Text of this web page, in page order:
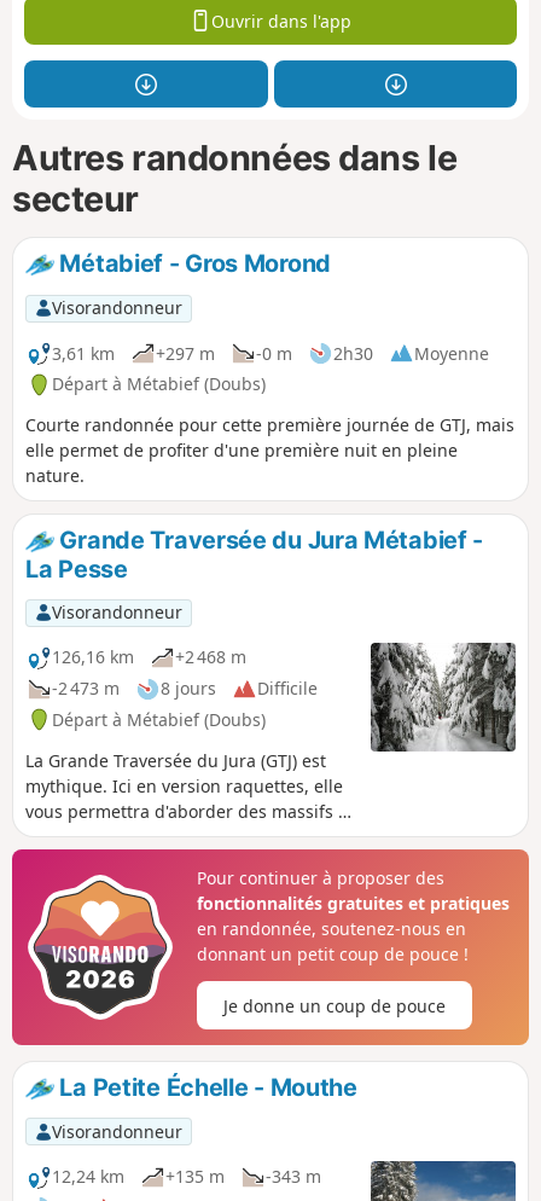
Ouvrir dans l'app
Autres randonnées dans le
secteur
Métabief - Gros Morond
Visorandonneur
3,61 km
+297 m -0 m 2h30
Moyenne
Départ à Métabief (Doubs)
Courte randonnée pour cette première journée de GTJ, mais
elle permet de profiter d'une première nuit en pleine
nature.
Grande Traversée du Jura Métabief -
La Pesse
Visorandonneur
126,16 km
+2 468 m
-2 473 m
8 jours
Difficile
Départ à Métabief (Doubs)
La Grande Traversée du Jura (GTJ) est
mythique. Ici en version raquettes, elle
vous permettra d'aborder des massifs et
collines boisées, des étendues dignes
sera au rendez-vous, n'en doutez pas, et
vous récompensera d'un bel effort.
Pour continuer à proposer des
fonctionnalités gratuites et pratiques
en randonnée, soutenez-nous en
donnant un petit coup de pouce !
Je donne un coup de pouce
La Petite Échelle - Mouthe
Visorandonneur
12,24 km
+135 m
-343 m